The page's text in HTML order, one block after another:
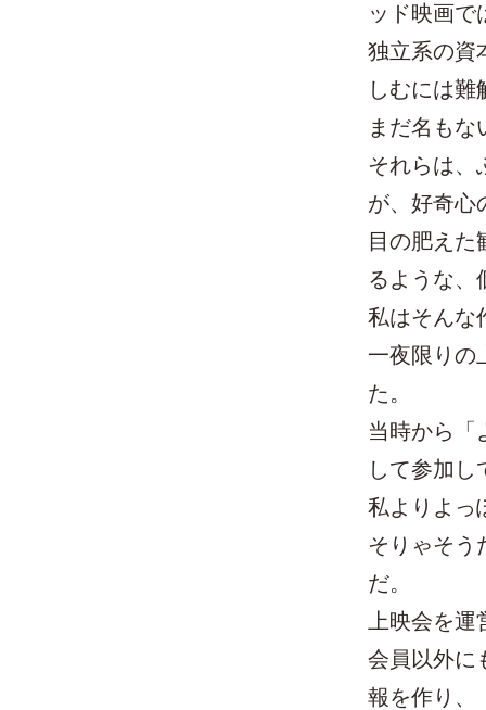
ッド映画で
独立系の資
しむには難
まだ名も
それらは、
が、好奇心
目の肥え
るような、
私はそんな
一夜限りの
た。
当時から「
して参加し
私よりよっ
そりゃそう
だ。
上映会を
会員以外に
報を作り、